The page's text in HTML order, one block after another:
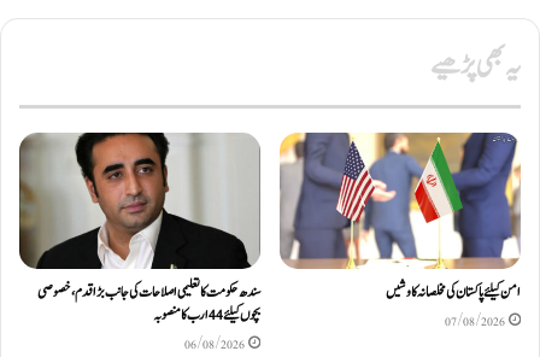
یہ بھی پڑھیے
امن کیلئے پاکستان کی مخلصانہ کاوشیں
07/08/2026
سندھ حکومت کا تعلیمی اصلاحات کی جانب بڑا قدم، خصوصی
بچوں کیلئے44 ارب کا منصوبہ
06/08/2026